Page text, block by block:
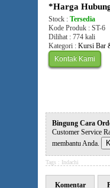
*Harga
Stock : Tersedia
Kode Produk : ST-6
Dilihat : 774 kali
Kategori : Kursi Bar
Kontak Kami
Bingung Cara
Customer Service
membantu Anda.
Tags : Indachi
Komentar